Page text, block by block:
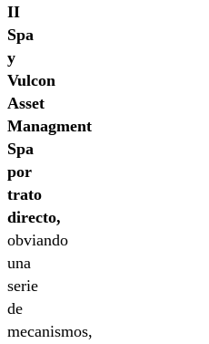
II
Spa
y
Vulcon
Asset
Managment
Spa
por
trato
directo,
obviando
una
serie
de
mecanismos,